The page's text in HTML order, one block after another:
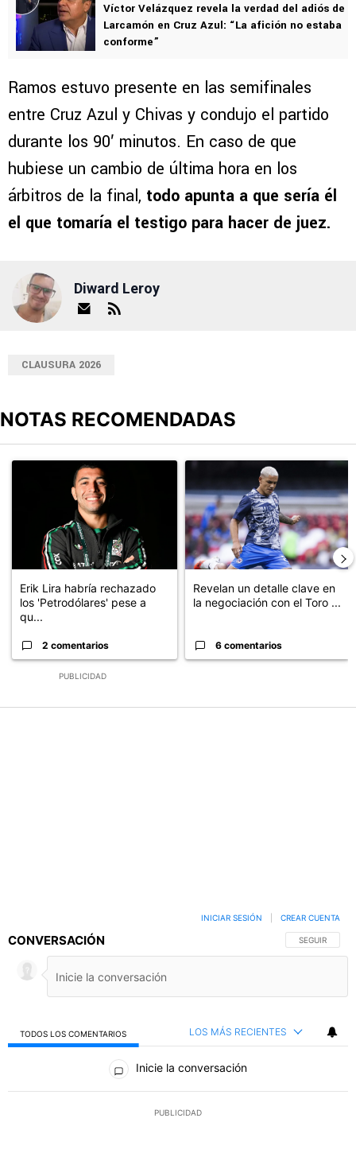
Víctor Velázquez revela la verdad del adiós de
Larcamón en Cruz Azul: “La afición no estaba
conforme”
Ramos estuvo presente en las semifinales
entre Cruz Azul y Chivas y condujo el partido
durante los 90′ minutos. En caso de que
hubiese un cambio de última hora en los
árbitros de la final, todo apunta a que sería él
el que tomaría el testigo para hacer de juez.
Diward Leroy
CLAUSURA 2026
NOTAS RECOMENDADAS
PUBLICIDAD
Un artículo de tendencia con el título "Erik Lira habría
Erik Lira habría rechazado
los 'Petrodólares' pese a
qu...
2 comentarios
Un artículo de tendencia con
Revelan un detalle clave en
la negociación con el Toro ...
6 comentarios
CONVERSACIÓN SIGA ESTA
SEGUIR
INICIAR SESIÓN CREAR CUENTA
TODOS LOS COMENTARIOS LOS MÁS RECIENTES
Todos los comentarios
Inicie la conversación
PUBLICIDAD